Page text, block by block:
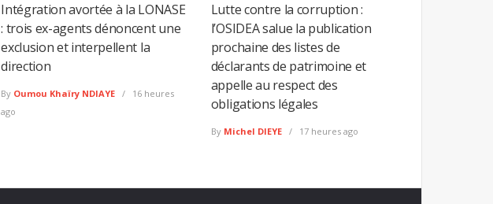
Intégration avortée à la LONASE
: trois ex-agents dénoncent une
exclusion et interpellent la
direction
By Oumou Khaïry NDIAYE
16 heures
ago
Lutte contre la corruption :
l’OSIDEA salue la publication
prochaine des listes de
déclarants de patrimoine et
appelle au respect des
obligations légales
By Michel DIEYE 17 heures ago